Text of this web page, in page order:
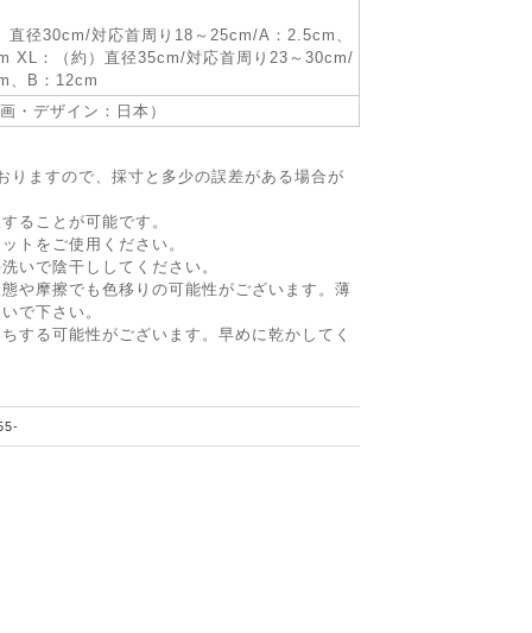
直径30cm/対応首周り18～25cm/A：2.5cm、
XL：（約）直径35cm/対応首周り23～30cm/
、B：12cm
・デザイン：日本）
ますので、採寸と多少の誤差がある場合が
ることが可能です。
トをご使用ください。
いで陰干ししてください。
や摩擦でも色移りの可能性がございます。薄
で下さい。
する可能性がございます。早めに乾かしてく